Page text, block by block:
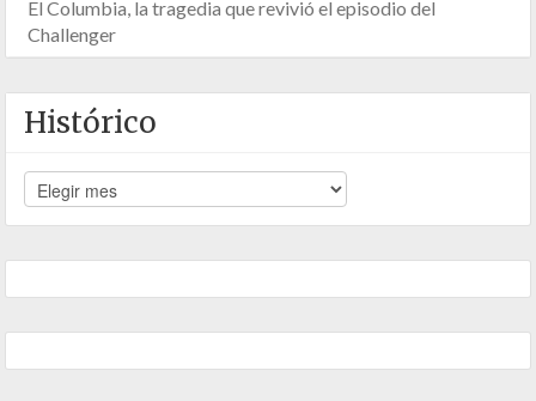
El Columbia, la tragedia que revivió el episodio del
Challenger
Histórico